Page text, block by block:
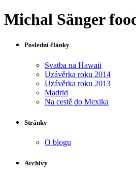
Michal Sänger
Poslední články
Svatba na Hawaii
Uzávěrka roku 2014
Uzávěrka roku 2013
Madrid
Na cestě do Mexika
Stránky
O blogu
Archivy